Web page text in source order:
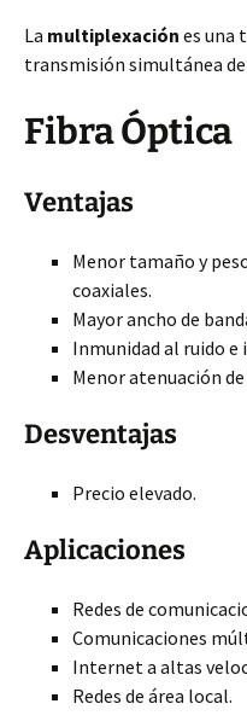
La multiplexación es una
transmisión simultánea
Fibra Óptica
Ventajas
Menor tamaño y
coaxiales.
Mayor ancho de
Inmunidad al ruido
Menor atenuación
Desventajas
Precio elevado.
Aplicaciones
Redes de
Comunicaciones
Internet a altas
Redes de área local.